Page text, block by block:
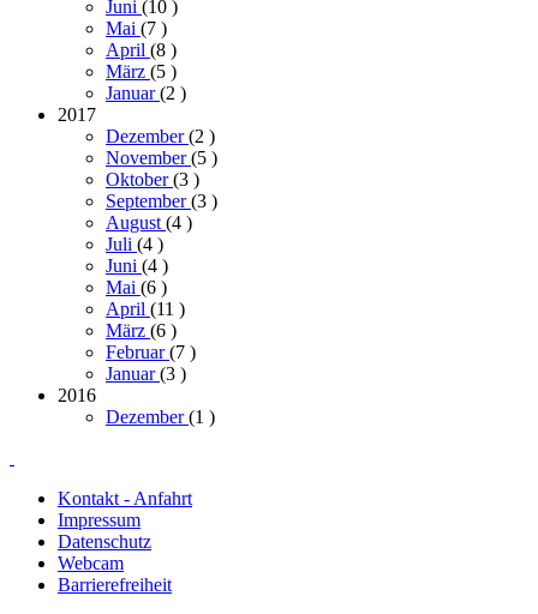
Juni (10 )
Mai (7 )
April (8 )
März (5 )
Januar(2 )
2017
Dezember(2 )
November(5 )
Oktober(3 )
September(3 )
August (4 )
Juli (4 )
Juni (4 )
Mai (6 )
April (11 )
März (6 )
Februar(7 )
Januar(3 )
2016
Dezember(1 )
Kontakt - Anfahrt
Impressum
Datenschutz
Webcam
Barrierefreiheit